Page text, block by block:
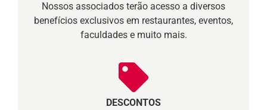
Nossos associados terão acesso a diversos
benefícios exclusivos em restaurantes, eventos,
faculdades e muito mais.
DESCONTOS